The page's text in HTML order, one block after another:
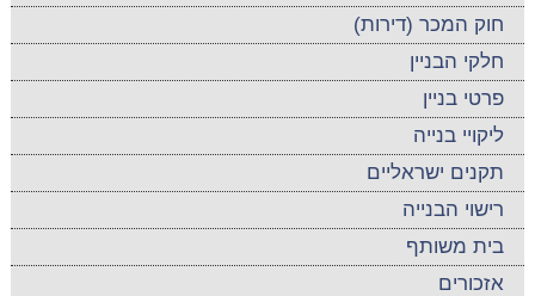
חוק המכר (דירות)
חלקי הבניין
פרטי בניין
ליקויי בנייה
תקנים ישראליים
רישוי הבנייה
בית משותף
אזכורים